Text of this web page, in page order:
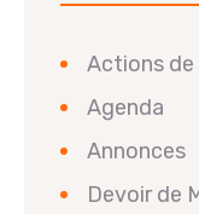
Actions
Agenda
Annonces
Devoir de